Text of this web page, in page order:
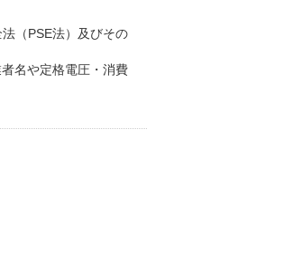
（PSE法）及びその
名や定格電圧・消費